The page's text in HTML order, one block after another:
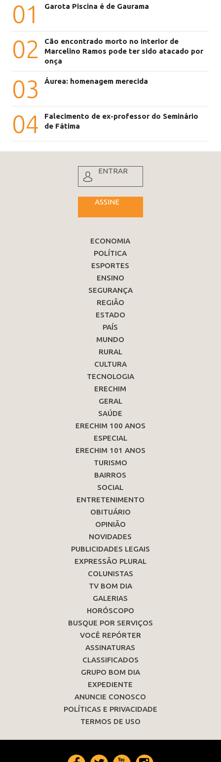
01 Garota Piscina é de Gaurama
02
Cão encontrado morto no interior de
Marcelino Ramos pode ter sido atacado por
onça
03 Áurea: homenagem merecida
04
Falecimento de ex-professor do Seminário
de Fátima
ENTRAR
ASSINE
ECONOMIA
POLÍTICA
ESPORTES
ENSINO
SEGURANÇA
REGIÃO
ESTADO
PAÍS
MUNDO
RURAL
CULTURA
TECNOLOGIA
ERECHIM
GERAL
SAÚDE
ERECHIM 100 ANOS
ESPECIAL
ERECHIM 101 ANOS
TURISMO
BAIRROS
SOCIAL
ENTRETENIMENTO
OBITUÁRIO
OPINIÃO
NOVIDADES
PUBLICIDADES LEGAIS
EXPRESSÃO PLURAL
COLUNISTAS
TV BOM DIA
GALERIAS
HORÓSCOPO
BUSQUE POR SERVIÇOS
VOCÊ REPÓRTER
ASSINATURAS
CLASSIFICADOS
GRUPO BOM DIA
EXPEDIENTE
ANUNCIE CONOSCO
POLÍTICAS E PRIVACIDADE
TERMOS DE USO